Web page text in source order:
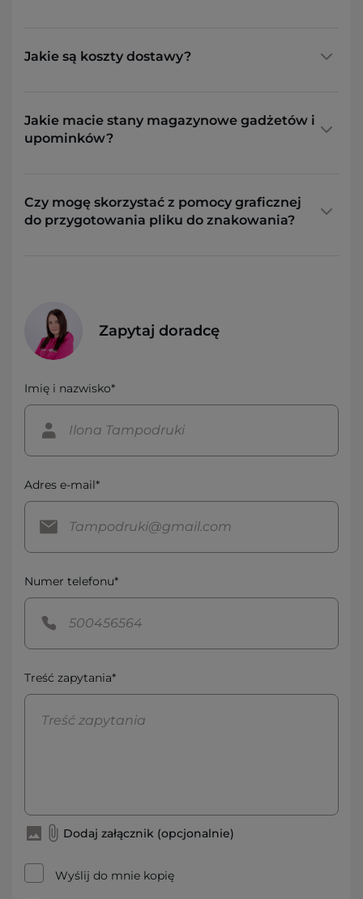
Jakie są koszty dostawy?
Jakie macie stany magazynowe gadżetów i
upominków?
Czy mogę skorzystać z pomocy graficznej
do przygotowania pliku do znakowania?
Zapytaj doradcę
Imię i nazwisko*
Adres e-mail*
Numer telefonu*
Treść zapytania*
Dodaj załącznik (opcjonalnie)
Wyślij do mnie kopię